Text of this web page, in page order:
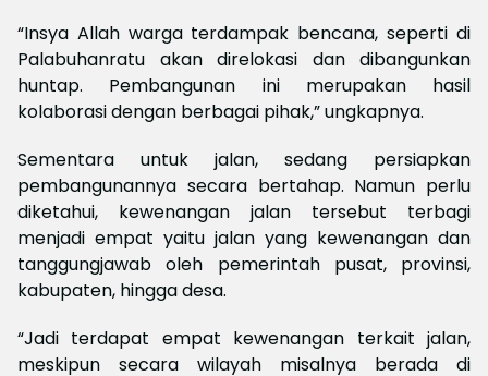
“Insya Allah warga terdampak bencana, seperti di
Palabuhanratu akan direlokasi dan dibangunkan
huntap. Pembangunan ini merupakan hasil
kolaborasi dengan berbagai pihak,” ungkapnya.
Sementara untuk jalan, sedang persiapkan
pembangunannya secara bertahap. Namun perlu
diketahui, kewenangan jalan tersebut terbagi
menjadi empat yaitu jalan yang kewenangan dan
tanggungjawab oleh pemerintah pusat, provinsi,
kabupaten, hingga desa.
“Jadi terdapat empat kewenangan terkait jalan,
meskipun secara wilayah misalnya berada di